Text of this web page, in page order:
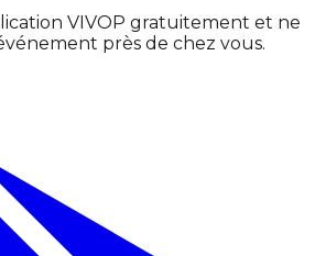
VIVOP gratuitement et ne
près de chez vous.